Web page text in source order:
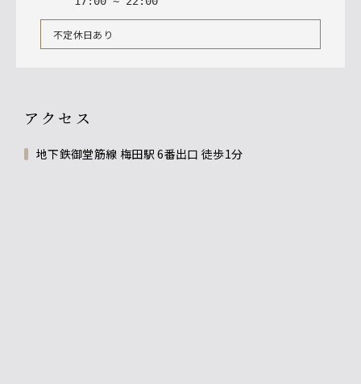
不定休日あり
アクセス
地下鉄御堂筋線 梅田駅 6番出口 徒歩1分